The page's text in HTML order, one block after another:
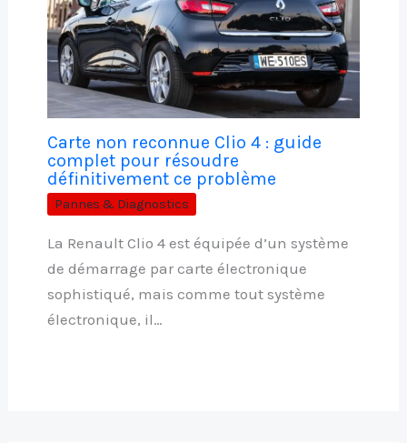
Carte non reconnue Clio 4 : guide
complet pour résoudre
définitivement ce problème
Pannes & Diagnostics
La Renault Clio 4 est équipée d’un système
de démarrage par carte électronique
sophistiqué, mais comme tout système
électronique, il…